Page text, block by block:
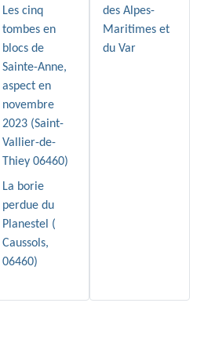
Les cinq
tombes en
blocs de
Sainte-Anne,
aspect en
novembre
2023 (Saint-
Vallier-de-
Thiey 06460)
La borie
perdue du
Planestel (
Caussols,
06460)
des Alpes-
Maritimes et
du Var